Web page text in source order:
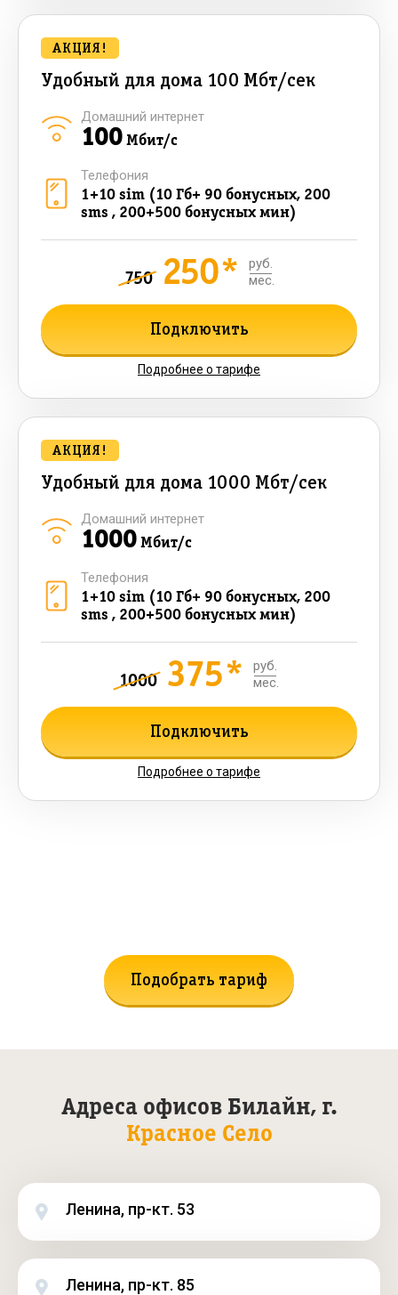
Удобный для дома 100 Мбт/сек
АКЦИЯ!
100Мбит/с
Домашний интернет
1+10 sim (10 Гб+ 90 бонусных, 200
sms , 200+500 бонусных мин)
Телефония
750 250*
руб.
мес.
Подключить
Подробнее о тарифе
Удобный для дома 1000 Мбт/сек
АКЦИЯ!
1000Мбит/с
Домашний интернет
1+10 sim (10 Гб+ 90 бонусных, 200
sms , 200+500 бонусных мин)
Телефония
1000 375*
руб.
мес.
Подключить
Подробнее о тарифе
Подобрать тариф
Адреса офисов Билайн, г.
Красное Село
Ленина, пр-кт. 53
Ленина, пр-кт. 85